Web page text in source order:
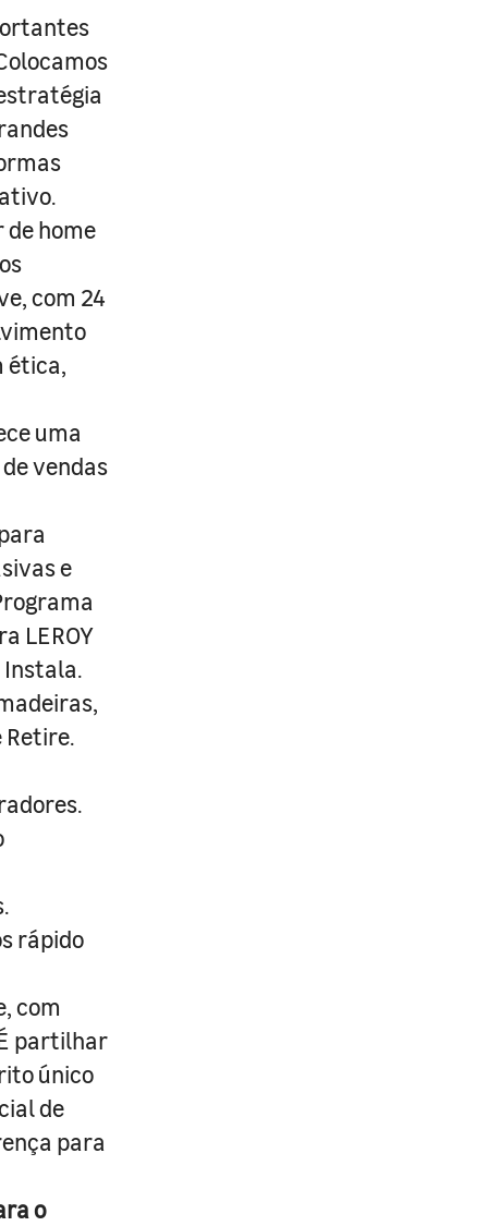
de home
com 24
ética,
uma
vendas
e
LEROY
Instala.
Retire.
rápido
com
partilhar
único
de
para
o